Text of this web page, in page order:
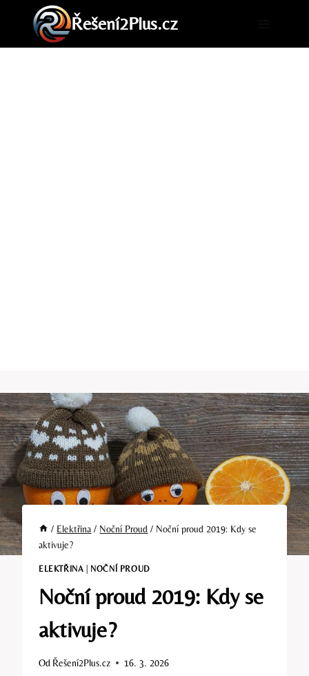
Přeskočit
obsah
Řešení2Plus.cz
/ Elektřina / Noční Proud / Noční proud 2019: Kdy se
aktivuje?
ELEKTŘINA NOČNÍ PROUD
Noční proud 2019: Kdy se
aktivuje?
Od Řešení2Plus.cz 16. 3. 2026